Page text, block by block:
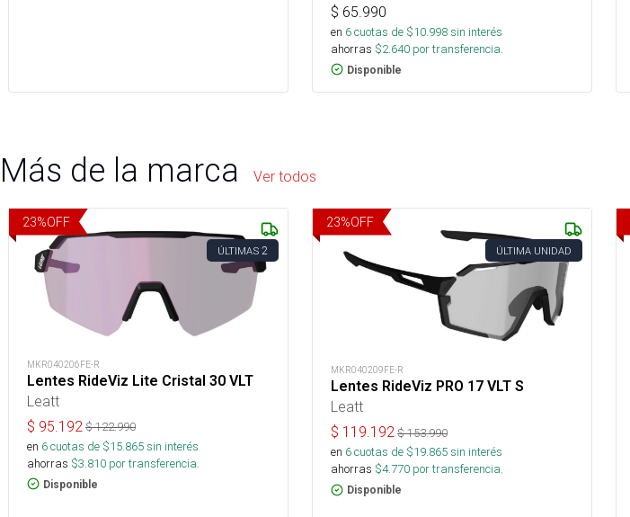
$ 65.990
en 6cuotas de $10.998sin interés
ahorras $2.640 por transferencia.
Disponible
Más de la marca Ver todos
23%OFF
ÚLTIMAS 2
MKR040206FE-R
Lentes RideViz Lite Cristal 30 VLT
Leatt
$ 95.192 $122.990
en 6cuotas de $15.865sin interés
ahorras $3.810 por transferencia.
Disponible
23%OFF
ÚLTIMA UNIDAD
MKR040209FE-R
Lentes RideViz PRO 17 VLT S
Leatt
$ 119.192 $153.990
en 6cuotas de $19.865sin interés
ahorras $4.770 por transferencia.
Disponible